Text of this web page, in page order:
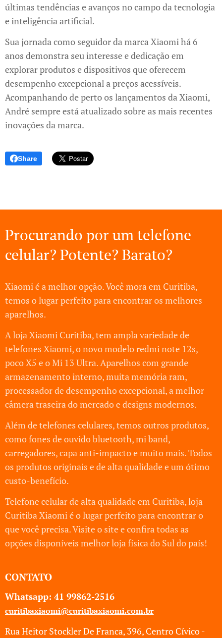
últimas tendências e avanços no campo da tecnologia
e inteligência artificial.
Sua jornada como seguidor da marca Xiaomi há 6
anos demonstra seu interesse e dedicação em
explorar produtos e dispositivos que oferecem
desempenho excepcional a preços acessíveis.
Acompanhando de perto os lançamentos da Xiaomi,
André sempre está atualizado sobre as mais recentes
inovações da marca.
Share
Procurando por um telefone
celular? Potente? Barato?
Xiaomi é a melhor opção. Você mora em Curitiba,
temos o lugar perfeito para encontrar os melhores
aparelhos.
A loja Xiaomi Curitiba, tem ampla variedade de
telefones Xiaomi, o novo modelo redmi note 12s,
poco X5 e o Mi 13 Ultra. Aparelhos com grande
armazenamento interno, muita memória ram,
processador de desempenho excepcional, a melhor
câmera traseira do mercado e designs modernos.
Além de telefones celulares, temos outros produtos,
como fones de ouvido bluetooth, mi band,
carregadores, capa anti-impacto e muito mais. Todos
os produtos originais e de alta qualidade e um ótimo
custo-benefício.
Telefone celular de alta qualidade em Curitiba, loja
Curitiba Xiaomi é o lugar perfeito para encontrar o
que você precisa. Visite o site e confira todas as
opções disponíveis melhor loja física do Sul do país!
CONTATO
Whatsapp: 41 99862-2516
curitibaxiaomi@curitibaxiaomi.com.br
Rua Heitor Stockler De Franca, 396, Centro Cívico -